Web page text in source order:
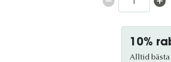
10%
Alltid